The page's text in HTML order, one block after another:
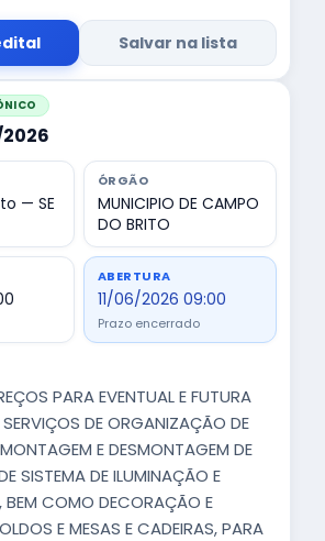
Salvar na lista
— SE
ÓRGÃO
MUNICIPIO DE CAMPO
DO BRITO
ABERTURA
11/06/2026 09:00
Prazo encerrado
PARA EVENTUAL E FUTURA
DE ORGANIZAÇÃO DE
E DESMONTAGEM DE
SISTEMA DE ILUMINAÇÃO E
COMO DECORAÇÃO E
E MESAS E CADEIRAS, PARA